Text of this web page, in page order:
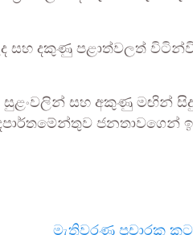
සහ දකුණු පළාත්වලත්
සුළංවලින් සහ අකුණු මඟින්
ජනතාවගෙන්
මැතිවරණ ප්‍රචාරක